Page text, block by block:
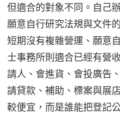
但適合的對象不同。自己
願意自行研究法規與文件
短期沒有複雜營運、願意
士事務所則適合已經有營
請人、會進貨、會投廣告
請貸款、補助、標案與展
較便宜，而是誰能把登記